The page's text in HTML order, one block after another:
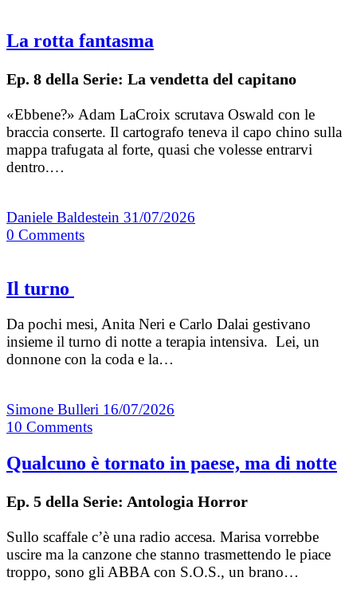
La rotta fantasma
Ep. 8 della Serie: La vendetta del capitano
«Ebbene?» Adam LaCroix scrutava Oswald con le
braccia conserte. Il cartografo teneva il capo chino sulla
mappa trafugata al forte, quasi che volesse entrarvi
dentro.…
Daniele Baldestein 31/07/2026
0 Comments
Il turno
Da pochi mesi, Anita Neri e Carlo Dalai gestivano
insieme il turno di notte a terapia intensiva. Lei, un
donnone con la coda e la…
Simone Bulleri 16/07/2026
10 Comments
Qualcuno è tornato in paese, ma di notte
Ep. 5 della Serie: Antologia Horror
Sullo scaffale c’è una radio accesa. Marisa vorrebbe
uscire ma la canzone che stanno trasmettendo le piace
troppo, sono gli ABBA con S.O.S., un brano…